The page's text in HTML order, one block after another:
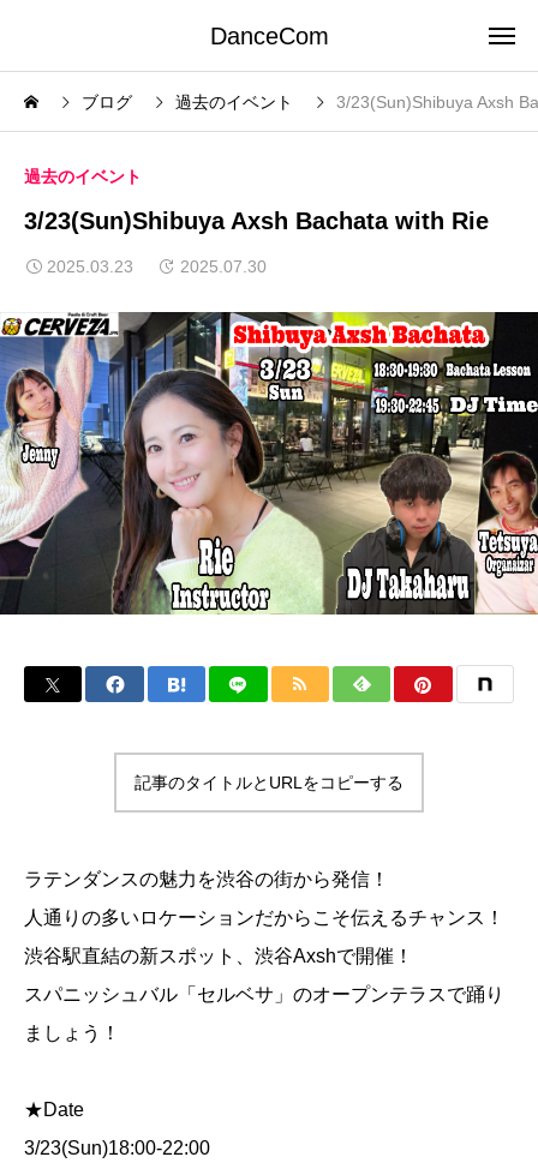
DanceCom
ブログ 過去のイベント 3/23(Sun)Shibuya Axsh
過去のイベント
3/23(Sun)Shibuya Axsh Bachata with Rie
2025.03.23 2025.07.30
記事のタイトルとURLをコピーする
ラテンダンスの魅力を渋谷の街から発信！
人通りの多いロケーションだからこそ伝えるチャンス！
渋谷駅直結の新スポット、渋谷Axshで開催！
スパニッシュバル「セルベサ」のオープンテラスで踊り
ましょう！
★Date
3/23(Sun)18:00-22:00